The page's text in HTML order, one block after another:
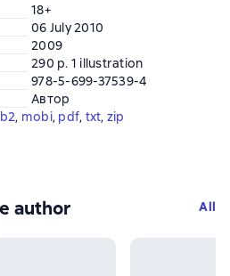
18+
06 July 2010
2009
290 p. 1 illustration
978-5-699-37539-4
Автор
, mobi, pdf, txt, zip
author All